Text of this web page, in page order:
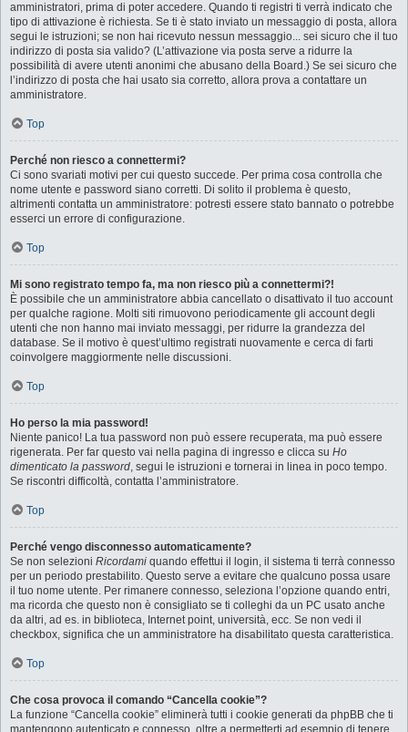
amministratori, prima di poter accedere. Quando ti registri ti verrà indicato che
tipo di attivazione è richiesta. Se ti è stato inviato un messaggio di posta, allora
segui le istruzioni; se non hai ricevuto nessun messaggio... sei sicuro che il tuo
indirizzo di posta sia valido? (L’attivazione via posta serve a ridurre la
possibilità di avere utenti anonimi che abusano della Board.) Se sei sicuro che
l’indirizzo di posta che hai usato sia corretto, allora prova a contattare un
amministratore.
Top
Perché non riesco a connettermi?
Ci sono svariati motivi per cui questo succede. Per prima cosa controlla che
nome utente e password siano corretti. Di solito il problema è questo,
altrimenti contatta un amministratore: potresti essere stato bannato o potrebbe
esserci un errore di configurazione.
Top
Mi sono registrato tempo fa, ma non riesco più a connettermi?!
È possibile che un amministratore abbia cancellato o disattivato il tuo account
per qualche ragione. Molti siti rimuovono periodicamente gli account degli
utenti che non hanno mai inviato messaggi, per ridurre la grandezza del
database. Se il motivo è quest’ultimo registrati nuovamente e cerca di farti
coinvolgere maggiormente nelle discussioni.
Top
Ho perso la mia password!
Niente panico! La tua password non può essere recuperata, ma può essere
rigenerata. Per far questo vai nella pagina di ingresso e clicca su Ho
dimenticato la password, segui le istruzioni e tornerai in linea in poco tempo.
Se riscontri difficoltà, contatta l’amministratore.
Top
Perché vengo disconnesso automaticamente?
Se non selezioni Ricordami quando effettui il login, il sistema ti terrà connesso
per un periodo prestabilito. Questo serve a evitare che qualcuno possa usare
il tuo nome utente. Per rimanere connesso, seleziona l’opzione quando entri,
ma ricorda che questo non è consigliato se ti colleghi da un PC usato anche
da altri, ad es. in biblioteca, Internet point, università, ecc. Se non vedi il
checkbox, significa che un amministratore ha disabilitato questa caratteristica.
Top
Che cosa provoca il comando “Cancella cookie”?
La funzione “Cancella cookie” eliminerà tutti i cookie generati da phpBB che ti
mantengono autenticato e connesso, oltre a permetterti ad esempio di tenere